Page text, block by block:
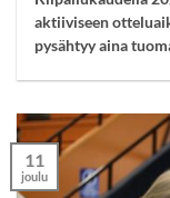
aktiiviseen
pysähtyy aina
11
joulu